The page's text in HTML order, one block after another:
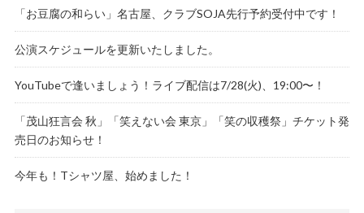
「お豆腐の和らい」名古屋、クラブSOJA先行予約受付中です！
公演スケジュールを更新いたしました。
YouTubeで逢いましょう！ライブ配信は7/28(火)、19:00〜！
「茂山狂言会 秋」「笑えない会 東京」「笑の収穫祭」チケット発
売日のお知らせ！
今年も！Tシャツ屋、始めました！